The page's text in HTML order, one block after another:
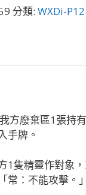
分類: WXDi-P12
方廢棄區1張持
手牌。
1隻精靈作對象
常：不能攻擊。